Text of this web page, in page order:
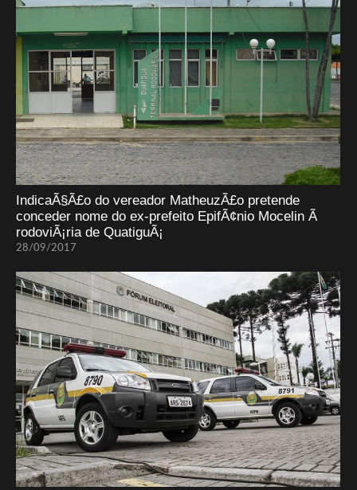
IndicaÃ§Ã£o do vereador MatheuzÃ£o pretende
conceder nome do ex-prefeito EpifÃ¢nio Mocelin Ã
rodoviÃ¡ria de QuatiguÃ¡
28/09/2017